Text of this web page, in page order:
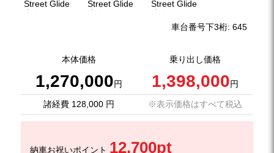
車台番号下3桁: 645
本体価格 乗り出し価格
1,270,000円 1,398,000円
諸経費 128,000 円 ※表示価格はすべて税込
納車お祝いポイント 12,700pt